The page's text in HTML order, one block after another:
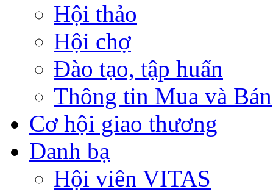
Hội thảo
Hội chợ
Đào tạo, tập huấn
Thông tin Mua và Bán
Cơ hội giao thương
Danh bạ
Hội viên VITAS